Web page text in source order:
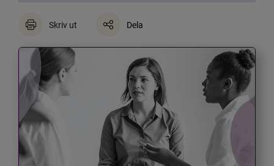
Skriv ut Dela